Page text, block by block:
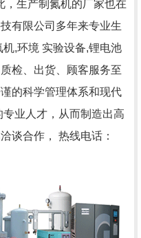
，生产制氮机的厂家也在
有限公司多年来专业生
,环境 实验设备,锂电池
检、出货、顾客服务至
的科学管理体系和现代
业人才，从而制造出高
谈合作， 热线电话：